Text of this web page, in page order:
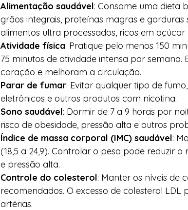
Alimentação saudável: Consome uma dieta
grãos integrais, proteínas magras e
alimentos ultra processados, ricos em açúcar
Atividade física: Pratique pelo menos 150
75 minutos de atividade intensa por semana.
coração e melhoram a circulação.
Parar de fumar: Evitar qualquer tipo de
eletrônicos e outros produtos com nicotina.
Sono saudável: Dormir de 7 a 9 horas por
risco de obesidade, pressão alta e outros
Índice de massa corporal (IMC) saudável:
(18,5 a 24,9). Controlar o peso pode reduzir
e pressão alta.
Controle do colesterol: Manter os níveis de
recomendados. O excesso de colesterol
artérias.